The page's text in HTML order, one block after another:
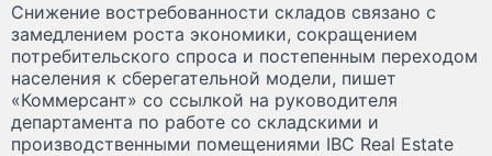
Снижение востребованности складов связано с
замедлением роста экономики, сокращением
потребительского спроса и постепенным переходом
населения к сберегательной модели, пишет
«Коммерсант» со ссылкой на руководителя
департамента по работе со складскими и
производственными помещениями IBC Real Estate